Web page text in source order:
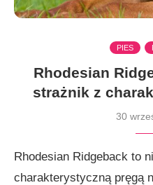
PIES
Rhodesian
strażnik z
30
Rhodesian Ridgeback to
charakterystyczną pręgą